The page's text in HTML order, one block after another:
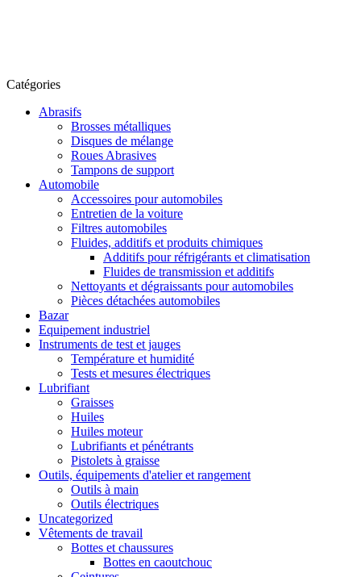
Catégories
Abrasifs
Brosses métalliques
Disques de mélange
Roues Abrasives
Tampons de support
Automobile
Accessoires pour automobiles
Entretien de la voiture
Filtres automobiles
Fluides, additifs et produits chimiques
Additifs pour réfrigérants et climatisation
Fluides de transmission et additifs
Nettoyants et dégraissants pour automobiles
Pièces détachées automobiles
Bazar
Equipement industriel
Instruments de test et jauges
Température et humidité
Tests et mesures électriques
Lubrifiant
Graisses
Huiles
Huiles moteur
Lubrifiants et pénétrants
Pistolets à graisse
Outils, équipements d'atelier et rangement
Outils à main
Outils électriques
Uncategorized
Vêtements de travail
Bottes et chaussures
Bottes en caoutchouc